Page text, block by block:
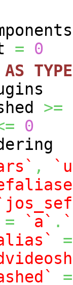
=
0
AS TYPE
>=
0
,
= `a` .
=
=